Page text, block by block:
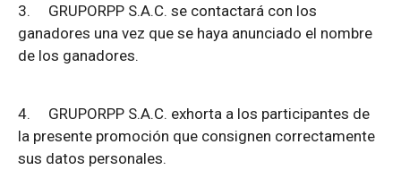
3. GRUPORPP S.A.C. se contactará con los
ganadores una vez que se haya anunciado el nombre
de los ganadores.
4. GRUPORPP S.A.C. exhorta a los participantes de
la presente promoción que consignen correctamente
sus datos personales.